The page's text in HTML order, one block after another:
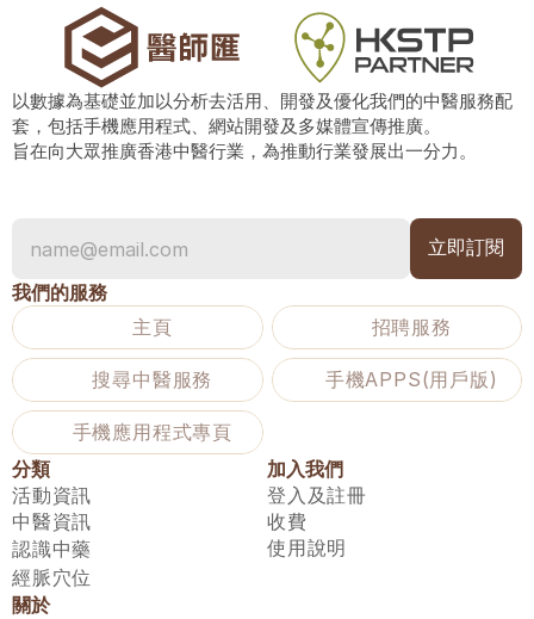
以數據為基礎並加以分析去活用、開發及優化我們的中醫服務配
套，包括手機應用程式、網站開發及多媒體宣傳推廣。
旨在向大眾推廣香港中醫行業，為推動行業發展出一分力。
我們的服務
主頁
招聘服務
搜尋中醫服務 手機APPS(用戶版)
手機應用程式專頁
分類
活動資訊
中醫資訊
認識中藥
經脈穴位
加入我們
登入及註冊
收費
使用說明
關於